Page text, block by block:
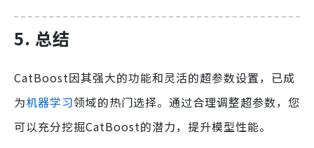
5. 总结
CatBoost因其强大的功能和灵活的超参数设置，已成
为机器学习领域的热门选择。通过合理调整超参数，您
可以充分挖掘CatBoost的潜力，提升模型性能。